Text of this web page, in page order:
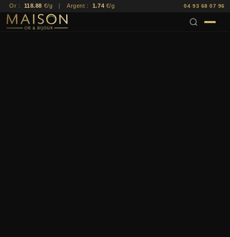
Or : 118.88 €/g | Argent : 1.74 €/g 04 93 68 07 96